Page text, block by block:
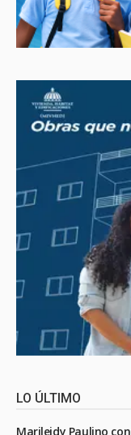
LO ÚLTIMO
Marileidy Paulino